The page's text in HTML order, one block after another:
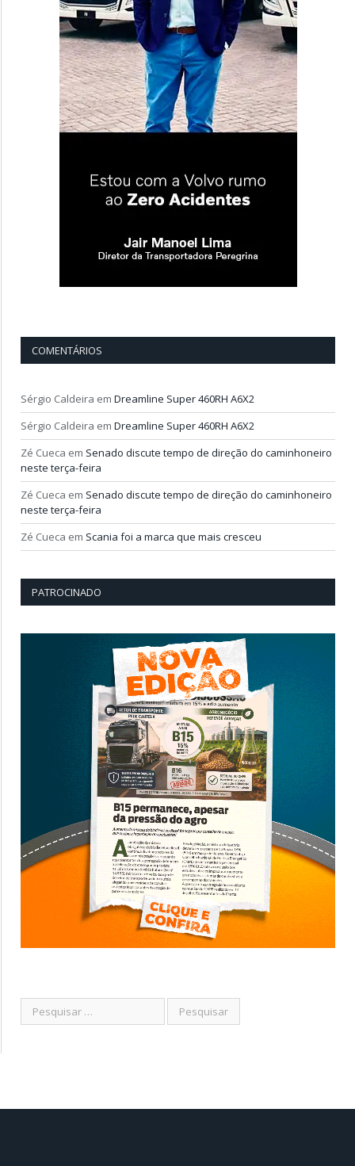
COMENTÁRIOS
Sérgio Caldeira em Dreamline Super 460RH A6X2
Sérgio Caldeira em Dreamline Super 460RH A6X2
Zé Cueca em Senado discute tempo de direção do caminhoneiro
neste terça-feira
Zé Cueca em Senado discute tempo de direção do caminhoneiro
neste terça-feira
Zé Cueca em Scania foi a marca que mais cresceu
PATROCINADO